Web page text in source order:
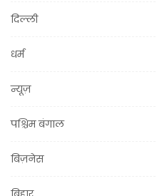
दिल्ली
धर्म
न्यूज़
पश्चिम बंगाल
बिज़नेस